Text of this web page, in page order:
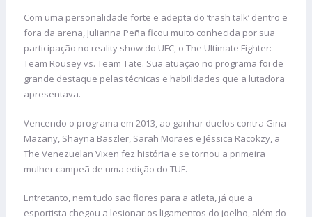
Com uma personalidade forte e adepta do ‘trash talk’ dentro e
fora da arena, Julianna Peña ficou muito conhecida por sua
participação no reality show do UFC, o The Ultimate Fighter:
Team Rousey vs. Team Tate. Sua atuação no programa foi de
grande destaque pelas técnicas e habilidades que a lutadora
apresentava.
Vencendo o programa em 2013, ao ganhar duelos contra Gina
Mazany, Shayna Baszler, Sarah Moraes e Jéssica Racokzy, a
The Venezuelan Vixen fez história e se tornou a primeira
mulher campeã de uma edição do TUF.
Entretanto, nem tudo são flores para a atleta, já que a
esportista chegou a lesionar os ligamentos do joelho, além do